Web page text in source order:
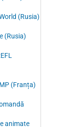
(Rusia)
(Rusia)
(Franța)
animate